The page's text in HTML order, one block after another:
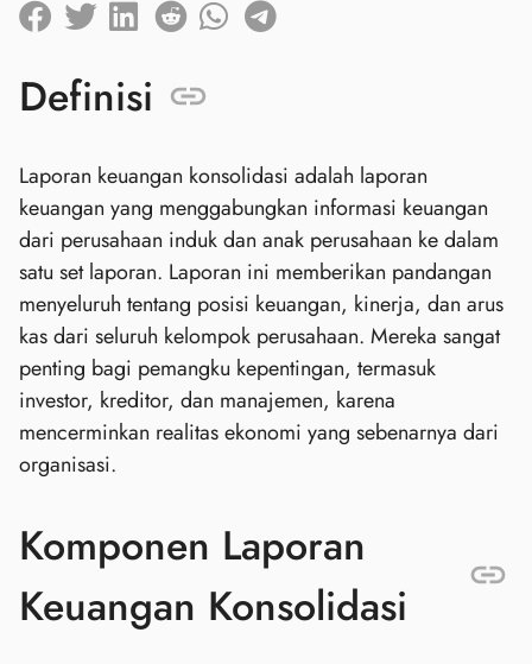
Definisi
Laporan keuangan konsolidasi adalah laporan
keuangan yang menggabungkan informasi keuangan
dari perusahaan induk dan anak perusahaan ke dalam
satu set laporan. Laporan ini memberikan pandangan
menyeluruh tentang posisi keuangan, kinerja, dan arus
kas dari seluruh kelompok perusahaan. Mereka sangat
penting bagi pemangku kepentingan, termasuk
investor, kreditor, dan manajemen, karena
mencerminkan realitas ekonomi yang sebenarnya dari
organisasi.
Komponen Laporan
Keuangan Konsolidasi